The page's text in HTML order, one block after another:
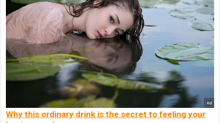
Why this ordinary drink is the secret to feeling your